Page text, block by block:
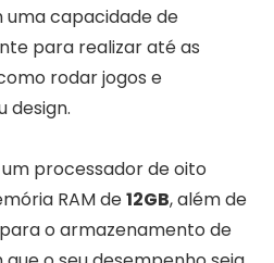
capacidade de
para realizar até as
rodar jogos e
design.
processador de oito
RAM de12GB, além de
o armazenamento de